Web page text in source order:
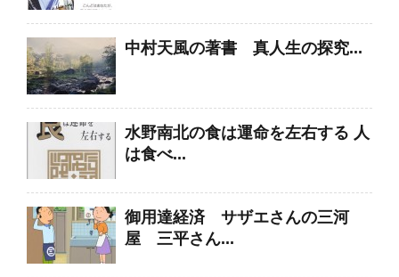
中村天風の著書 真人生の探究...
水野南北の食は運命を左右する 人
は食べ...
御用達経済 サザエさんの三河
屋 三平さん...